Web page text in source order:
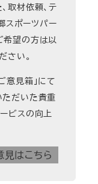
取材依頼、テ
スポーツパー
希望の方は以
さい。
意見箱」にて
ただいた貴重
ビスの向上
見はこちら